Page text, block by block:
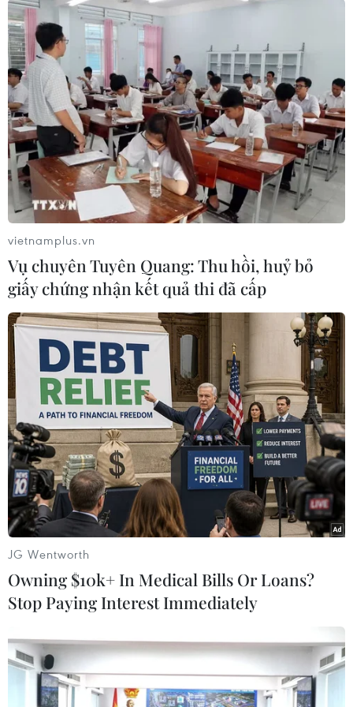
này sẽ giảm 2 phút, xuống còn 34 phút/ngày./.
(TTXVN/Vietnam)
#Mạng xã hội Twitter #Elon Musk
#Sa thải nhân viên
#Cắt giảm quảng cáo
#Doanh thu của Twitter giảm mạnh
Theo dõi VietnamPlus
TIN LIÊN QUAN
vietnamplus.vn
Vụ chuyên Tuyên Quang: Thu hồi, huỷ bỏ
giấy chứng nhận kết quả thi đã cấp
JG Wentworth
Owning $10k+ In Medical Bills Or Loans?
Stop Paying Interest Immediately